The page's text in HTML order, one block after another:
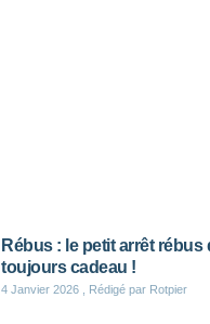
Rébus : le petit arrêt
toujours cadeau !
4 Janvier 2026 , Rédigé par Rotpier